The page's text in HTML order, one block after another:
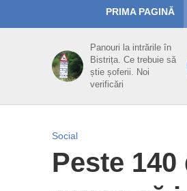
PRIMA PAGINĂ
Panouri la intrările în
Bistrița. Ce trebuie să
știe șoferii. Noi
verificări
Social
Peste